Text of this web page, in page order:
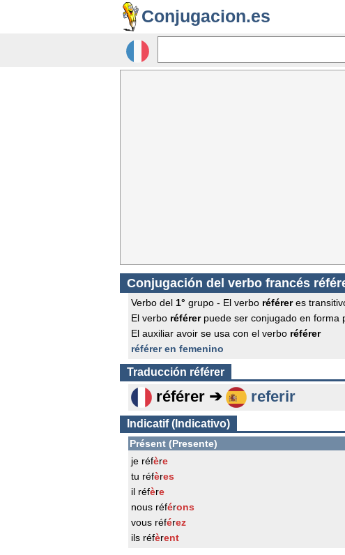
Conjugacion.es
Conjugación del verbo francés
Verbo del 1° grupo - El verbo référeres
El verbo référerpuede ser conjugado en forma
El auxiliar avoir se usa con el verbo référer
référer en femenino
Traducción référer
référer ➔ referir
Indicatif (Indicativo)
Présent (Presente)
je réfère
tu réfères
il réfère
nous référons
vous référez
ils réfèrent